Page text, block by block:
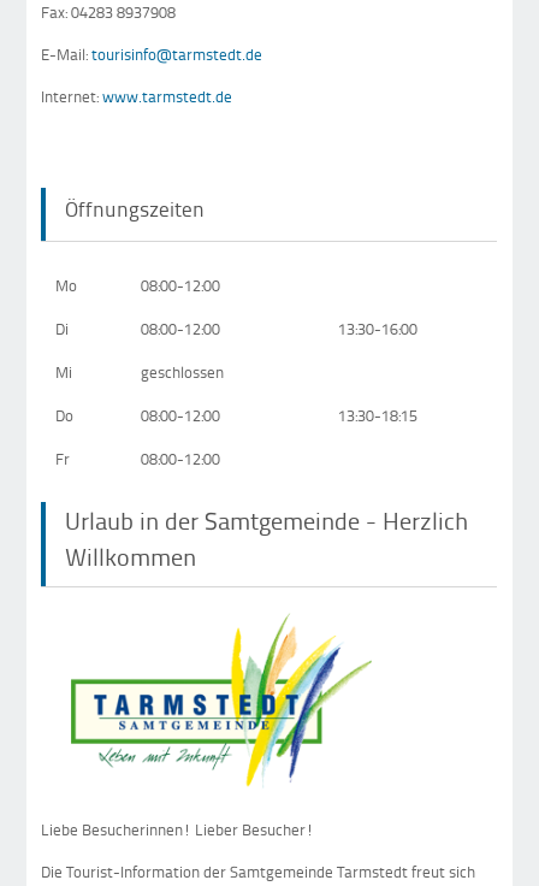
Fax: 04283 8937908
E-Mail:tourisinfo@tarmstedt.de
Internet:www.tarmstedt.de
Öffnungszeiten
Mo
08:00-12:00
Di
08:00-12:00
13:30-16:00
Mi
geschlossen
Do
08:00-12:00
13:30-18:15
Fr
08:00-12:00
Urlaub in der Samtgemeinde - Herzlich
Willkommen
Liebe Besucherinnen! Lieber Besucher!
Die Tourist-Information der Samtgemeinde Tarmstedt freut sich